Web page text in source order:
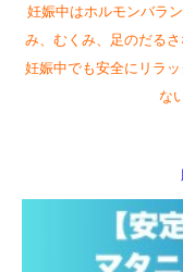
妊娠中はホルモンバラ
み、むくみ、足のだる
妊娠中でも安全にリラ
な